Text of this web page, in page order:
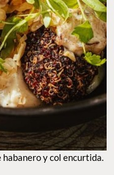
Y COL ENCURTIDA. FOTO: